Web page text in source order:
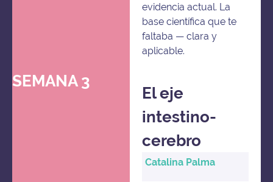
evidencia actual. La
base científica que te
faltaba — clara y
aplicable.
SEMANA 3
El eje
intestino-
cerebro
Catalina Palma